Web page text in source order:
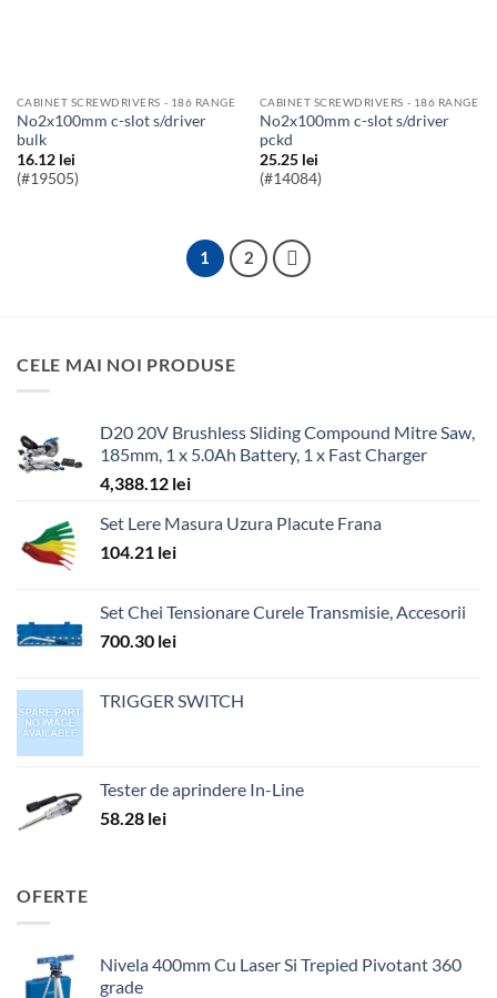
CABINET SCREWDRIVERS - 186 RANGE
no2x100mm c-slot s/driver
bulk
16.12 lei
(#19505)
CABINET SCREWDRIVERS - 186 RANGE
no2x100mm c-slot s/driver
pckd
25.25 lei
(#14084)
1 2
CELE MAI NOI PRODUSE
D20 20V Brushless Sliding Compound Mitre Saw,
185mm, 1 x 5.0Ah Battery, 1 x Fast Charger
4,388.12 lei
Set Lere Masura Uzura Placute Frana
104.21 lei
Set Chei Tensionare Curele Transmisie, Accesorii
700.30 lei
TRIGGER SWITCH
Tester de aprindere In-Line
58.28 lei
OFERTE
Nivela 400mm Cu Laser Si Trepied Pivotant 360
grade